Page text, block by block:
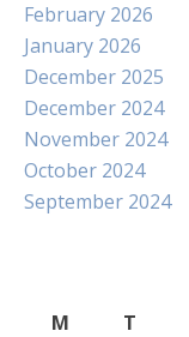
February 2026
January 2026
December 2025
December 2024
November 2024
October 2024
September 2024
M
T